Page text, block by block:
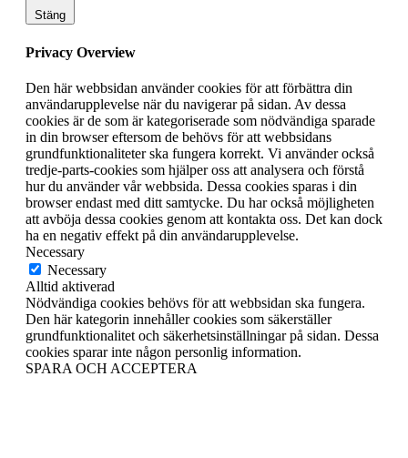
Stäng
Privacy Overview
Den här webbsidan använder cookies för att förbättra din
användarupplevelse när du navigerar på sidan. Av dessa
cookies är de som är kategoriserade som nödvändiga sparade
in din browser eftersom de behövs för att webbsidans
grundfunktionaliteter ska fungera korrekt. Vi använder också
tredje-parts-cookies som hjälper oss att analysera och förstå
hur du använder vår webbsida. Dessa cookies sparas i din
browser endast med ditt samtycke. Du har också möjligheten
att avböja dessa cookies genom att kontakta oss. Det kan dock
ha en negativ effekt på din användarupplevelse.
Necessary
Necessary
Alltid aktiverad
Nödvändiga cookies behövs för att webbsidan ska fungera.
Den här kategorin innehåller cookies som säkerställer
grundfunktionalitet och säkerhetsinställningar på sidan. Dessa
cookies sparar inte någon personlig information.
SPARA OCH ACCEPTERA